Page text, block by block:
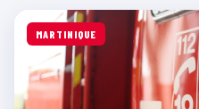
MARTINIQUE